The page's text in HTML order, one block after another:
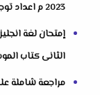
2023 م اعداد توجيه الدقهلية
الثانى كتاب
مراجعة شاملة